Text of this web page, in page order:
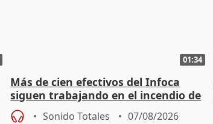
01:34
Más de cien efectivos del Infoca
siguen trabajando en el incendio de
Niebla (Huelva)
Sonido Totales 07/08/2026